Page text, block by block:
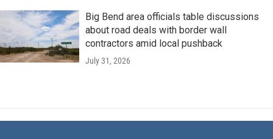
Big Bend area officials table discussions
about road deals with border wall
contractors amid local pushback
July 31, 2026